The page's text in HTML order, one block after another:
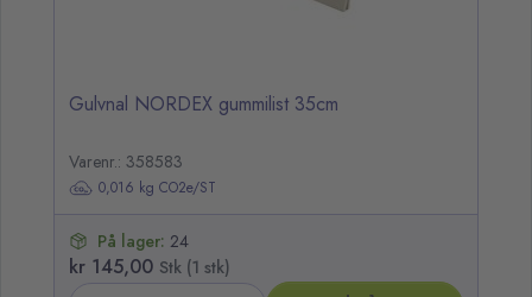
Gulvnal NORDEX gummilist 35cm
Varenr.: 358583
0,016 kg CO2e/ST
På lager: 24
kr 145,00 Stk (1 stk)